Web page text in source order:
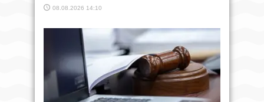
08.08.2026 14:10